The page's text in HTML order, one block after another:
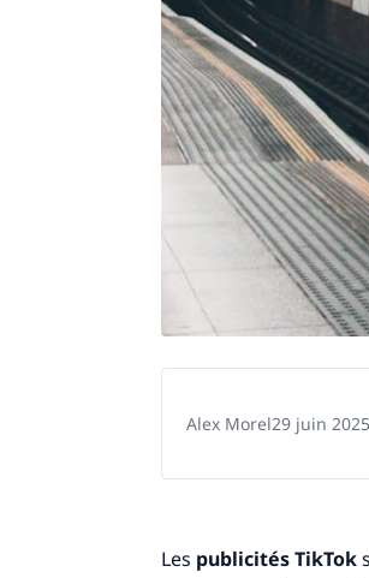
Alex Morel29 juin
Les publicités TikTok